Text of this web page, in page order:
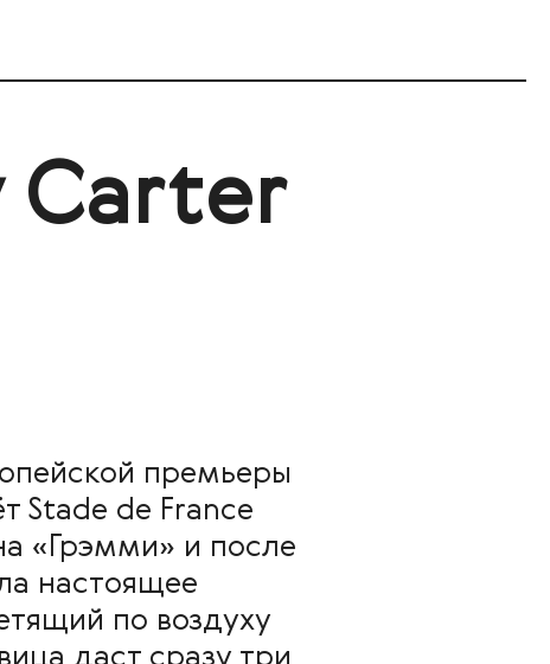
Carter
премьеры
Stade de France
«Грэмми» и после
настоящее
по воздуху